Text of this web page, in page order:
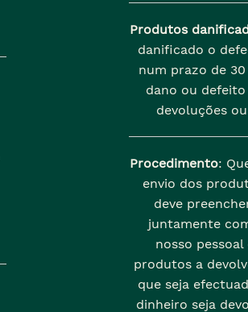
Produtos
danificado o
num prazo de
dano ou
devoluções
Procedimento:
envio dos
deve
juntamente
nosso
produtos a
que seja
dinheiro seja